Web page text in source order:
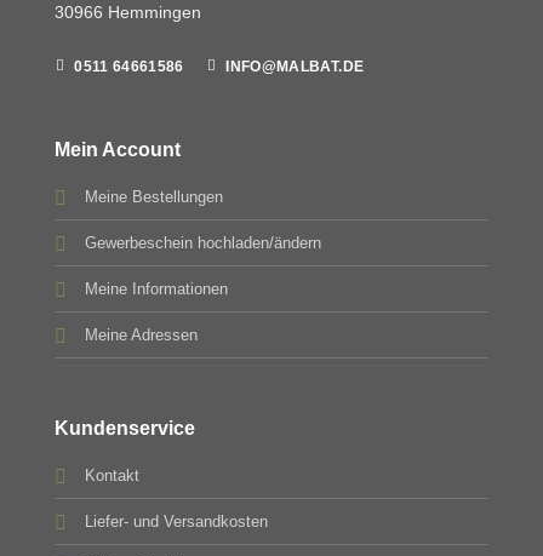
30966 Hemmingen
0511 64661586 INFO@MALBAT.DE
Mein Account
Meine Bestellungen
Gewerbeschein hochladen/ändern
Meine Informationen
Meine Adressen
Kundenservice
Kontakt
Liefer- und Versandkosten